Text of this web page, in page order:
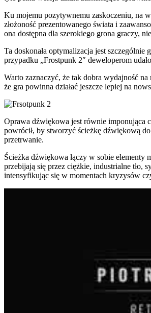
Ku mojemu pozytywnemu zaskoczeniu, na
złożoność prezentowanego świata i
ona dostępna dla szerokiego grona graczy,
Ta doskonała optymalizacja jest
przypadku „Frostpunk 2″ deweloperom
Warto zaznaczyć, że tak dobra wydajność
że gra powinna działać jeszcze lepiej na
Oprawa dźwiękowa jest równie imponująca
powrócił, by stworzyć ścieżkę dźwiękową
przetrwanie.
Ścieżka dźwiękowa łączy w sobie
przebijają się przez ciężkie, industrialne
intensyfikując się w momentach kryzysów